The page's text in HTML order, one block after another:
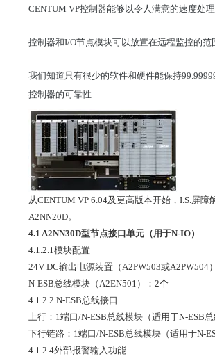
CENTUM VP控制器能够以令人满意的速度处
控制器和I/O节点模块可以放置在远程监控的范
我们知道只有很少的软件和硬件能保持
控制器的可靠性
从CENTUM VP 6.04及更高版本开始，I.S.屏
A2NN20D。
4.1 A2NN30D型节点接口单元（用于N-IO）
4.1.2.1模块配置
24V DC输出电源装置（A2PW503或A2PW504
N-ESB总线模块（A2EN501）：2个
4.1.2.2 N-ESB总线接口
上行：1端口/N-ESB总线模块（适用于N-ESB总
下行链路：1端口/N-ESB总线模块（适用于N-
4.1.2.4外部报警输入功能